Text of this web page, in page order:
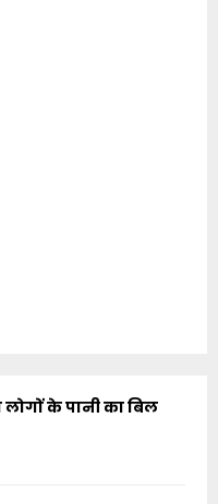
लोगों के पानी का बिल